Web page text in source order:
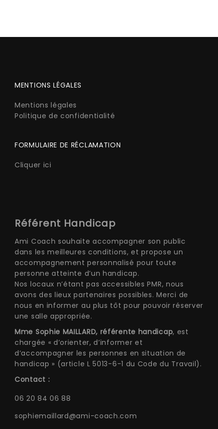
MENTIONS LÉGALES
Mentions légales
Politique de confidentialité
FORMULAIRE DE RÉCLAMATION
Cliquer ici
Référent Handicap
Ami Coach souhaite accompagner son public
dans les meilleures conditions, et propose un
accompagnement personnalisé pour toute
personne atteinte d’un handicap.
Nos locaux n’étant pas accessibles PMR, nous
avons des lieux partenaires possibles. Merci de
nous en informer au plus tôt pour pouvoir réserver
une salle appropriée.
Mme Sophie MAILLARD, référente handicap, est
chargée « d’orienter, d’informer et
d’accompagner les personnes en situation de
handicap » (article L 5013-6-1 du Code du Travail).
Contact :
06 20 84 06 88
sophiemaillard@ami-coach.com